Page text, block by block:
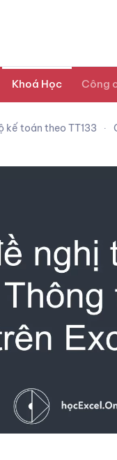
Khoá Học Công
kế toán theo TT133